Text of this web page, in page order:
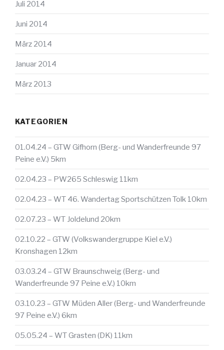
Juli 2014
Juni 2014
März 2014
Januar 2014
März 2013
KATEGORIEN
01.04.24 – GTW Gifhorn (Berg- und Wanderfreunde 97
Peine e.V.) 5km
02.04.23 – PW265 Schleswig 11km
02.04.23 – WT 46. Wandertag Sportschützen Tolk 10km
02.07.23 – WT Joldelund 20km
02.10.22 – GTW (Volkswandergruppe Kiel e.V.)
Kronshagen 12km
03.03.24 – GTW Braunschweig (Berg- und
Wanderfreunde 97 Peine e.V.) 10km
03.10.23 – GTW Müden Aller (Berg- und Wanderfreunde
97 Peine e.V.) 6km
05.05.24 – WT Grasten (DK) 11km